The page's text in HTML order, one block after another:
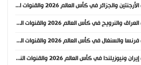
موعد مباراة الأرجنتين والجزائر في كأس العالم 2026 والقنوات الناقلة
موعد مباراة العراق والنرويج في كأس العالم 2026 والقنوات الناقلة
موعد مباراة فرنسا والسنغال في كأس العالم 2026 والقنوات الناقلة
موعد مباراة إيران ونيوزيلندا في كأس العالم 2026 والقنوات الناقلة